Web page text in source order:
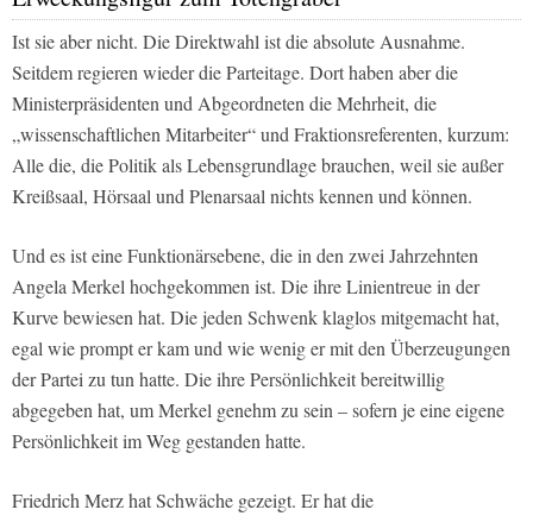
Ist sie aber nicht. Die Direktwahl ist die absolute Ausnahme.
Seitdem regieren wieder die Parteitage. Dort haben aber die
Ministerpräsidenten und Abgeordneten die Mehrheit, die
„wissenschaftlichen Mitarbeiter“ und Fraktionsreferenten, kurzum:
Alle die, die Politik als Lebensgrundlage brauchen, weil sie außer
Kreißsaal, Hörsaal und Plenarsaal nichts kennen und können.
Und es ist eine Funktionärsebene, die in den zwei Jahrzehnten
Angela Merkel hochgekommen ist. Die ihre Linientreue in der
Kurve bewiesen hat. Die jeden Schwenk klaglos mitgemacht hat,
egal wie prompt er kam und wie wenig er mit den Überzeugungen
der Partei zu tun hatte. Die ihre Persönlichkeit bereitwillig
abgegeben hat, um Merkel genehm zu sein – sofern je eine eigene
Persönlichkeit im Weg gestanden hatte.
Friedrich Merz hat Schwäche gezeigt. Er hat die